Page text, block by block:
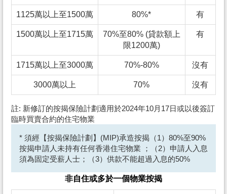
1125萬以上至1500萬 80%* 有
1500萬以上至1715萬
70%至80% (貸款額上
限1200萬)
有
1715萬以上至3000萬 70%-80% 沒有
3000萬以上 70% 沒有
註: 新修訂的按揭保險計劃適用於2024年10月17日或以後簽訂
臨時買賣合約的住宅物業
* 須經【按揭保險計劃】(MIP)承造按揭（1）80%至90%
按揭申請人未持有任何香港住宅物業 ；（2）申請人入息
須為固定受薪人士；（3）供款不能超過入息的50%
非自住或多於一個物業按揭